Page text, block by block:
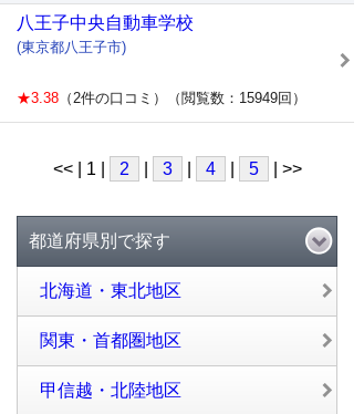
八王子中央自動車学校
(東京都八王子市)
★3.38 （2件の口コミ）（閲覧数：15949回）
<< | 1 | 2 3 4 5 | >>
都道府県別で探す
北海道・東北地区
関東・首都圏地区
甲信越・北陸地区